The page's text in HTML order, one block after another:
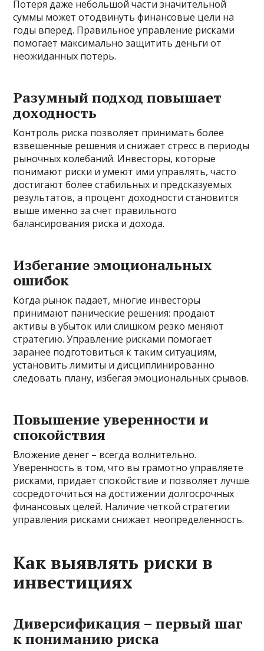
Потеря даже небольшой части значительной
суммы может отодвинуть финансовые цели на
годы вперед. Правильное управление рисками
помогает максимально защитить деньги от
неожиданных потерь.
Разумный подход повышает
доходность
Контроль риска позволяет принимать более
взвешенные решения и снижает стресс в периоды
рыночных колебаний. Инвесторы, которые
понимают риски и умеют ими управлять, часто
достигают более стабильных и предсказуемых
результатов, а процент доходности становится
выше именно за счет правильного
балансирования риска и дохода.
Избегание эмоциональных
ошибок
Когда рынок падает, многие инвесторы
принимают панические решения: продают
активы в убыток или слишком резко меняют
стратегию. Управление рисками помогает
заранее подготовиться к таким ситуациям,
установить лимиты и дисциплинированно
следовать плану, избегая эмоциональных срывов.
Повышение уверенности и
спокойствия
Вложение денег – всегда волнительно.
Уверенность в том, что вы грамотно управляете
рисками, придает спокойствие и позволяет лучше
сосредоточиться на достижении долгосрочных
финансовых целей. Наличие четкой стратегии
управления рисками снижает неопределенность.
Как выявлять риски в
инвестициях
Диверсификация – первый шаг
к пониманию риска